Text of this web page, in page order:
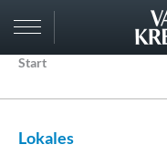
Start
Lokales